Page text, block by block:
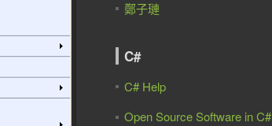
鄭子璉
C#
C# Help
Open Source Software in C#